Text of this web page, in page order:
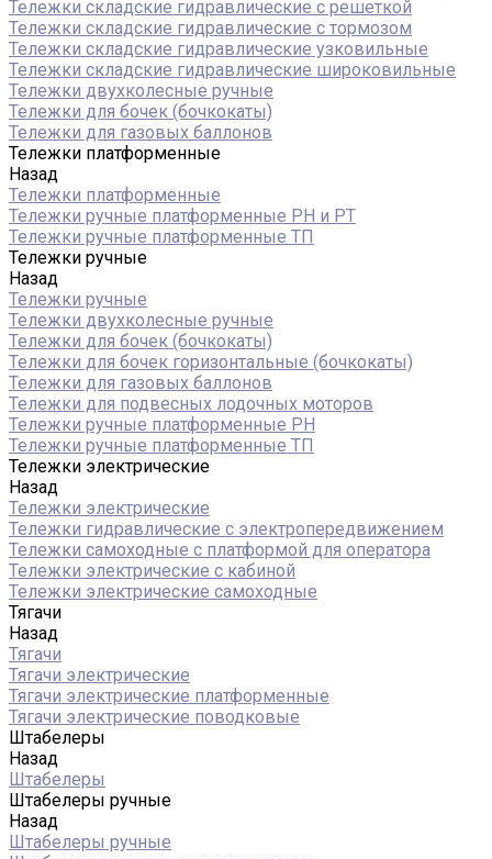
Тележки складские гидравлические с решеткой
Тележки складские гидравлические с тормозом
Тележки складские гидравлические узковильные
Тележки складские гидравлические широковильные
Тележки двухколесные ручные
Тележки для бочек (бочкокаты)
Тележки для газовых баллонов
Тележки платформенные
Назад
Тележки платформенные
Тележки ручные платформенные PH и PT
Тележки ручные платформенные ТП
Тележки ручные
Назад
Тележки ручные
Тележки двухколесные ручные
Тележки для бочек (бочкокаты)
Тележки для бочек горизонтальные (бочкокаты)
Тележки для газовых баллонов
Тележки для подвесных лодочных моторов
Тележки ручные платформенные PH
Тележки ручные платформенные ТП
Тележки электрические
Назад
Тележки электрические
Тележки гидравлические с электропередвижением
Тележки самоходные с платформой для оператора
Тележки электрические с кабиной
Тележки электрические самоходные
Тягачи
Назад
Тягачи
Тягачи электрические
Тягачи электрические платформенные
Тягачи электрические поводковые
Штабелеры
Назад
Штабелеры
Штабелеры ручные
Назад
Штабелеры ручные